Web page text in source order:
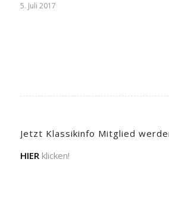
5. Juli 2017
Jetzt Klassikinfo Mitglied
HIER klicken!